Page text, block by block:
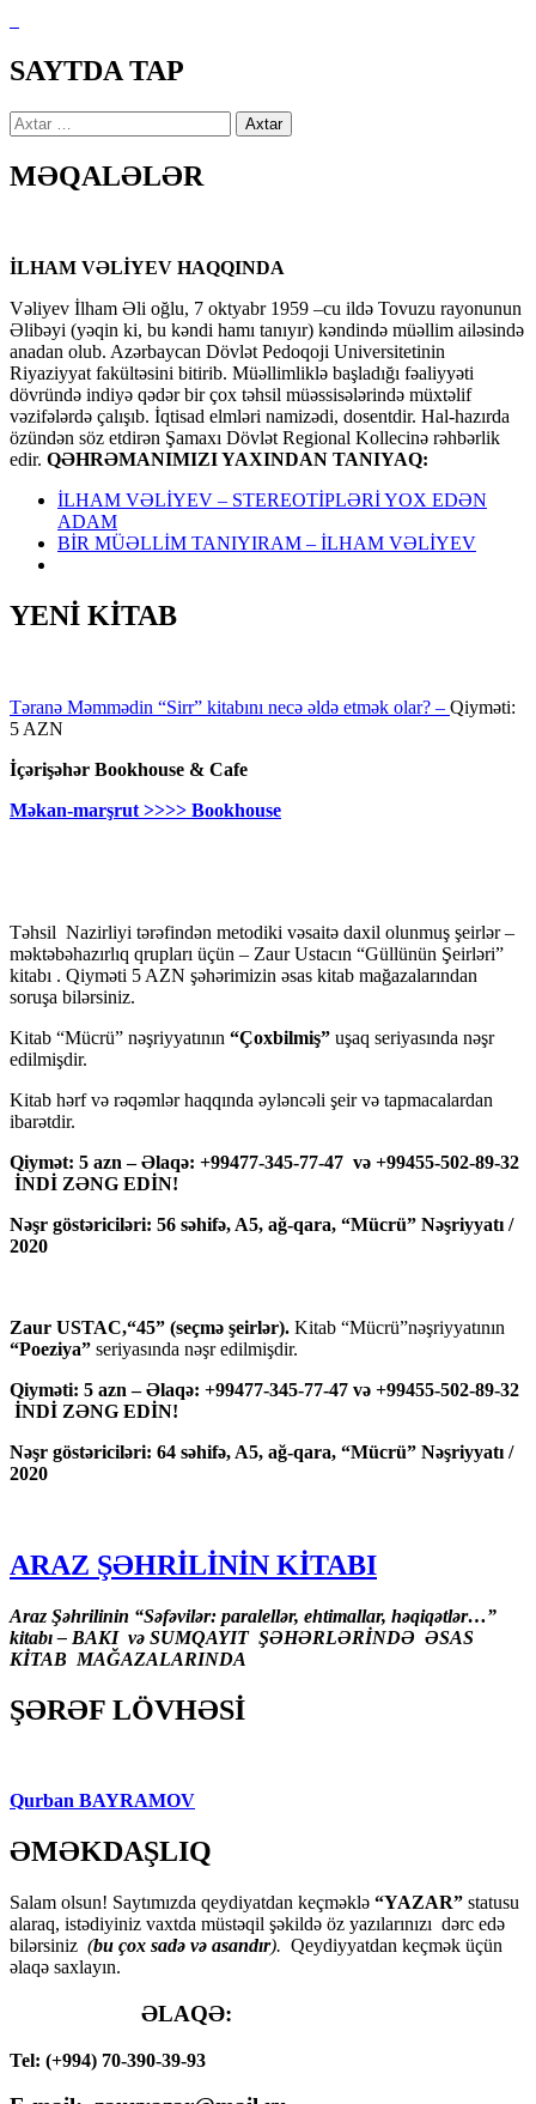
SAYTDA TAP
Axtarış:
MƏQALƏLƏR
İLHAM VƏLİYEV HAQQINDA
Vəliyev İlham Əli oğlu, 7 oktyabr 1959 –cu ildə Tovuzu rayonunun
Əlibəyi (yəqin ki, bu kəndi hamı tanıyır) kəndində müəllim ailəsində
anadan olub. Azərbaycan Dövlət Pedoqoji Universitetinin
Riyaziyyat fakültəsini bitirib. Müəllimliklə başladığı fəaliyyəti
dövründə indiyə qədər bir çox təhsil müəssisələrində müxtəlif
vəzifələrdə çalışıb. İqtisad elmləri namizədi, dosentdir. Hal-hazırda
özündən söz etdirən Şamaxı Dövlət Regional Kollecinə rəhbərlik
edir. QƏHRƏMANIMIZI YAXINDAN TANIYAQ:
İLHAM VƏLİYEV – STEREOTİPLƏRİ YOX EDƏN
ADAM
BİR MÜƏLLİM TANIYIRAM – İLHAM VƏLİYEV
YENİ KİTAB
Təranə Məmmədin “Sirr” kitabını necə əldə etmək olar? – Qiyməti:
5 AZN
İçərişəhər Bookhouse & Cafe
Məkan-marşrut >>>> Bookhouse
Təhsil Nazirliyi tərəfindən metodiki vəsaitə daxil olunmuş şeirlər –
məktəbəhazırlıq qrupları üçün – Zaur Ustacın “Güllünün Şeirləri”
kitabı . Qiyməti 5 AZN şəhərimizin əsas kitab mağazalarından
soruşa bilərsiniz.
Kitab “Mücrü” nəşriyyatının “Çoxbilmiş” uşaq seriyasında nəşr
edilmişdir.
Kitab hərf və rəqəmlər haqqında əyləncəli şeir və tapmacalardan
ibarətdir.
Qiymət: 5 azn – Əlaqə: +99477-345-77-47 və +99455-502-89-32
İNDİ ZƏNG EDİN!
Nəşr göstəriciləri: 56 səhifə, A5, ağ-qara, “Mücrü” Nəşriyyatı /
2020
Zaur USTAC,“45” (seçmə şeirlər). Kitab “Mücrü”nəşriyyatının
“Poeziya” seriyasında nəşr edilmişdir.
Qiyməti: 5 azn – Əlaqə: +99477-345-77-47 və +99455-502-89-32
İNDİ ZƏNG EDİN!
Nəşr göstəriciləri: 64 səhifə, A5, ağ-qara, “Mücrü” Nəşriyyatı /
2020
ARAZ ŞƏHRİLİNİN KİTABI
Araz Şəhrilinin “Səfəvilər: paralellər, ehtimallar, həqiqətlər…”
kitabı – BAKI və SUMQAYIT ŞƏHƏRLƏRİNDƏ ƏSAS
KİTAB MAĞAZALARINDA
ŞƏRƏF LÖVHƏSİ
Qurban BAYRAMOV
ƏMƏKDAŞLIQ
Salam olsun! Saytımızda qeydiyatdan keçməklə “YAZAR” statusu
alaraq, istədiyiniz vaxtda müstəqil şəkildə öz yazılarınızı dərc edə
bilərsiniz (bu çox sadə və asandır). Qeydiyyatdan keçmək üçün
əlaqə saxlayın.
ƏLAQƏ:
Tel: (+994) 70-390-39-93